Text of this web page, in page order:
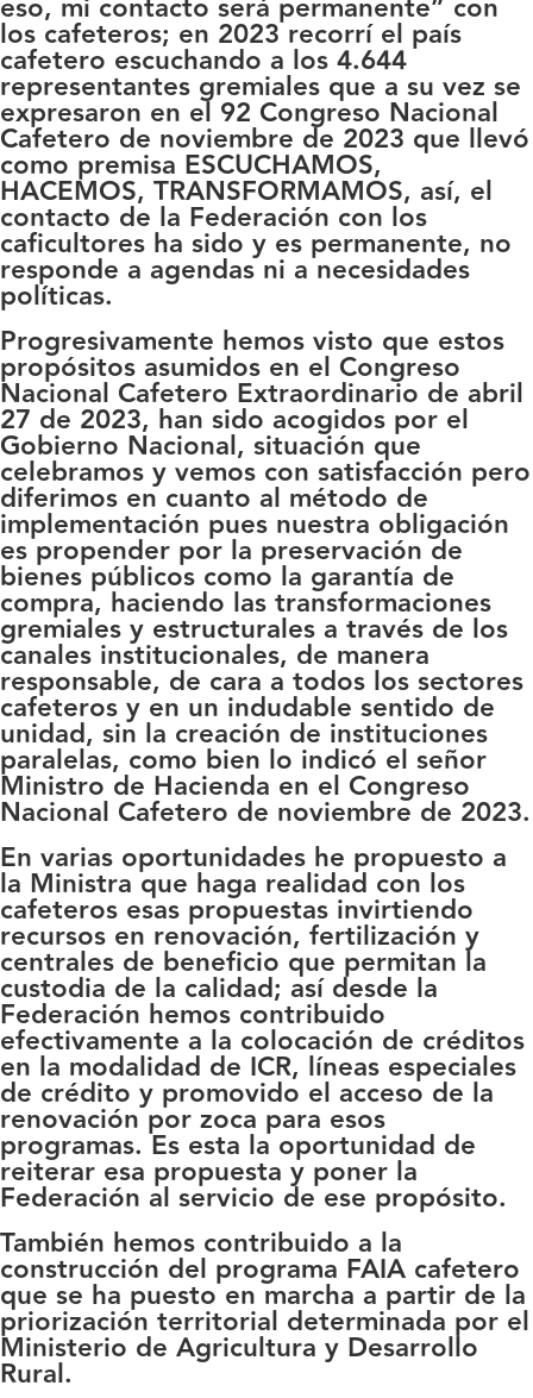
eso, mi contacto será permanente” con
los cafeteros; en 2023 recorrí el país
cafetero escuchando a los 4.644
representantes gremiales que a su vez se
expresaron en el 92 Congreso Nacional
Cafetero de noviembre de 2023 que llevó
como premisa ESCUCHAMOS,
HACEMOS, TRANSFORMAMOS, así, el
contacto de la Federación con los
caficultores ha sido y es permanente, no
responde a agendas ni a necesidades
políticas.
Progresivamente hemos visto que estos
propósitos asumidos en el Congreso
Nacional Cafetero Extraordinario de abril
27 de 2023, han sido acogidos por el
Gobierno Nacional, situación que
celebramos y vemos con satisfacción pero
diferimos en cuanto al método de
implementación pues nuestra obligación
es propender por la preservación de
bienes públicos como la garantía de
compra, haciendo las transformaciones
gremiales y estructurales a través de los
canales institucionales, de manera
responsable, de cara a todos los sectores
cafeteros y en un indudable sentido de
unidad, sin la creación de instituciones
paralelas, como bien lo indicó el señor
Ministro de Hacienda en el Congreso
Nacional Cafetero de noviembre de 2023.
En varias oportunidades he propuesto a
la Ministra que haga realidad con los
cafeteros esas propuestas invirtiendo
recursos en renovación, fertilización y
centrales de beneficio que permitan la
custodia de la calidad; así desde la
Federación hemos contribuido
efectivamente a la colocación de créditos
en la modalidad de ICR, líneas especiales
de crédito y promovido el acceso de la
renovación por zoca para esos
programas. Es esta la oportunidad de
reiterar esa propuesta y poner la
Federación al servicio de ese propósito.
También hemos contribuido a la
construcción del programa FAIA cafetero
que se ha puesto en marcha a partir de la
priorización territorial determinada por el
Ministerio de Agricultura y Desarrollo
Rural.